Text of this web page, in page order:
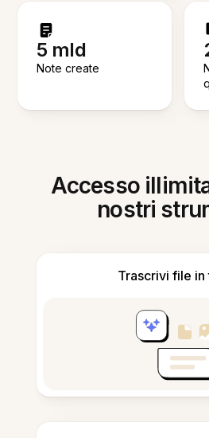
5 mld
Note create
Accesso
nostri
Trascrivi file in